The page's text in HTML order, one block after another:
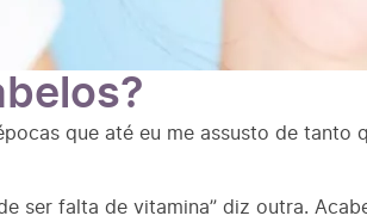
que até eu me assusto de tanto
ser falta de vitamina” diz outra.